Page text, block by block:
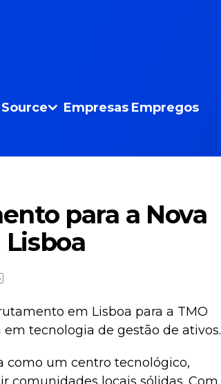
Empresas Empregos
para a Nova
em Lisboa para a TMO
tecnologia de gestão de ativos.
como um centro tecnológico,